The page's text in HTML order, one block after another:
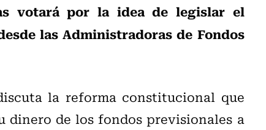
votará por la idea de legislar el
las Administradoras de Fondos
la reforma constitucional que
de los fondos previsionales a